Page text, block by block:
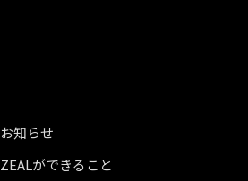
お知らせ
ZEALができること